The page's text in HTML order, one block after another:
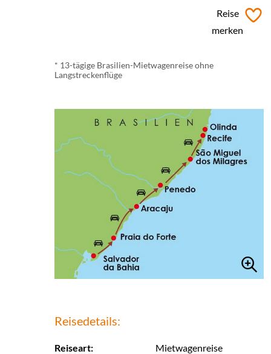
Reise
merken
* 13-tägige Brasilien-Mietwagenreise ohne
Langstreckenflüge
Reisedetails:
Reiseart:
Mietwagenreise